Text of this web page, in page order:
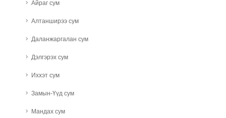
Айраг сум
Алтанширээ сум
Даланжаргалан сум
Дэлгэрэх сум
Иххэт сум
Замын-Үүд сум
Мандах сум